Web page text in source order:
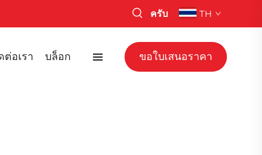
ครับ TH
ต่อเรา บล็อก ขอใบเสนอราคา